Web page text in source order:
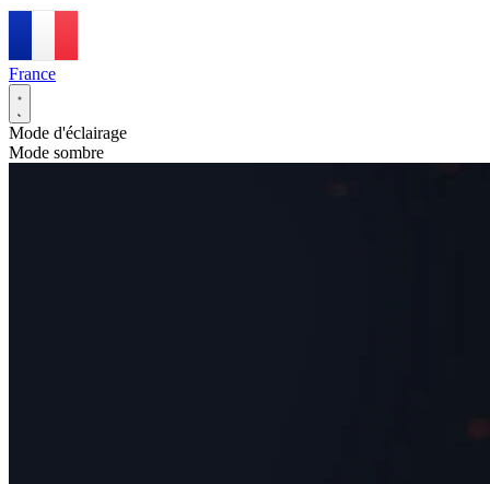
France
Mode d'éclairage
Mode sombre